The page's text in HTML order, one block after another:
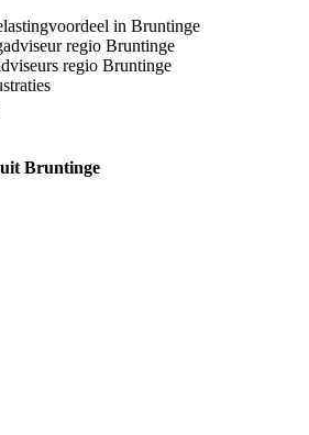
in Bruntinge
regio Bruntinge
regio Bruntinge
Bruntinge